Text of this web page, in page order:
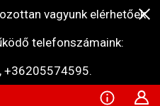
vagyunk elérhetőek
telefonszámaink:
+36205574595.